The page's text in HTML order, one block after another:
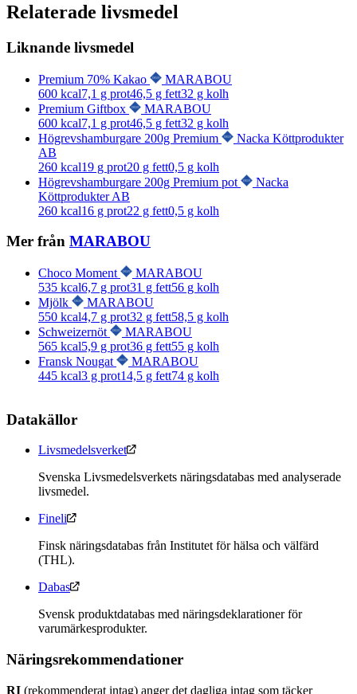
Relaterade livsmedel
Liknande livsmedel
Premium 70% Kakao
MARABOU
600 kcal7,1 g prot46,5 g fett32 g kolh
Premium Giftbox
MARABOU
600 kcal7,1 g prot46,5 g fett32 g kolh
Högrevshamburgare 200g Premium
Nacka Köttprodukter
AB
260 kcal19 g prot20 g fett0,5 g kolh
Högrevshamburgare 200g Premium pot
Nacka
Köttprodukter AB
260 kcal16 g prot22 g fett0,5 g kolh
Mer från MARABOU
Choco Moment
MARABOU
535 kcal6,7 g prot31 g fett56 g kolh
Mjölk
MARABOU
550 kcal4,7 g prot32 g fett58,5 g kolh
Schweizernöt
MARABOU
565 kcal5,9 g prot36 g fett55 g kolh
Fransk Nougat
MARABOU
445 kcal3 g prot14,5 g fett74 g kolh
Datakällor
Livsmedelsverket
Svenska Livsmedelsverkets näringsdatabas med analyserade
livsmedel.
Fineli
Finsk näringsdatabas från Institutet för hälsa och välfärd
(THL).
Dabas
Svensk produktdatabas med näringsdeklarationer för
varumärkesprodukter.
Näringsrekommendationer
RI (rekommenderat intag) anger det dagliga intag som täcker